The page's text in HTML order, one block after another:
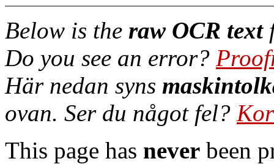
Below is the raw OCR text
Do you see an error?
Här nedan syns
ovan. Ser du något fel?
This page has never been